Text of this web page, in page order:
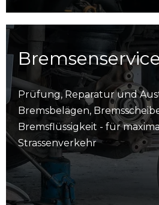
Prüfung, Reparatur und
Bremsbelägen,
Bremsflüssigkeit - für
Strassenverkehr